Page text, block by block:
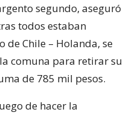
segundo, aseguró
todos estaban
de Chile – Holanda, se
comuna para retirar su
de 785 mil pesos.
de hacer la